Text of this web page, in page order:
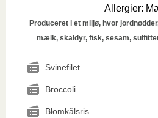
Allergier:
Produceret i et miljø, hvor
mælk, skaldyr, fisk, sesam,
Svinefilet
Broccoli
Blomkålsris